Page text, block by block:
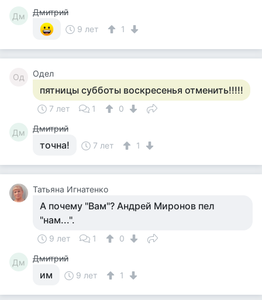
Дм
Дмитрий
9 лет
1
Од Одел
пятницы субботы воскресенья отменить!!!!!
7 лет 1 0
Дм Дмитрий
точна! 7 лет 1
Татьяна Игнатенко
А почему "Вам"? Андрей Миронов пел
"нам...".
9 лет 1 0
Дм Дмитрий
им 9 лет 1